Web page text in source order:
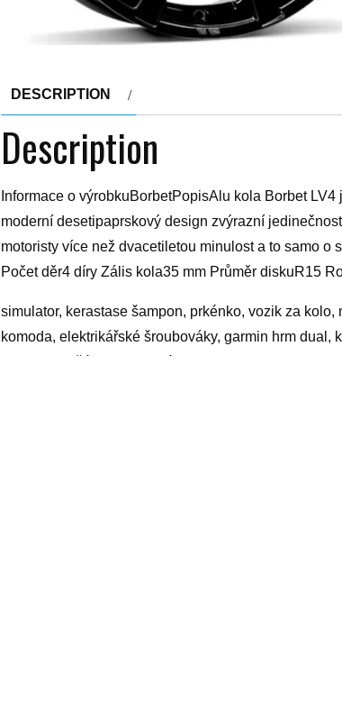
DESCRIPTION
Description
Informace o výrobkuBorbetPopisAlu kola Borbet
moderní desetipaprskový design zvýrazní
motoristy více než dvacetiletou minulost a to samo o
Počet děr4 díry Zális kola35 mm Průměr diskuR15
simulator, kerastase šampon, prkénko, vozik za
komoda, elektrikářské šroubováky, garmin hrm